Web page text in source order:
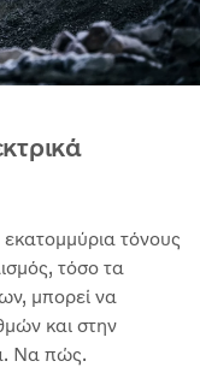
τόνους
τόσο τα
μπορεί να
και στην
Να πώς.